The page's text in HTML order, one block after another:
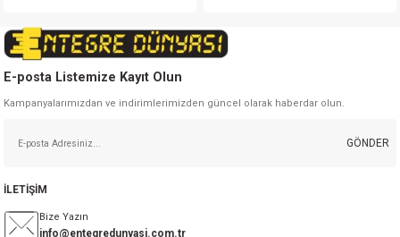
E-posta Listemize Kayıt Olun
Kampanyalarımızdan ve indirimlerimizden güncel olarak haberdar olun.
GÖNDER
İLETİŞİM
Bize Yazın
info@entegredunyasi.com.tr